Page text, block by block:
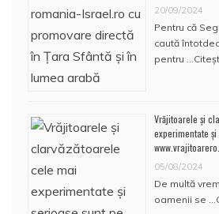
20/09/2024
Pentru că
caută
pentru …
Vrăjitoarele și
experimentate
05/08/2024
De multă
oamenii se …